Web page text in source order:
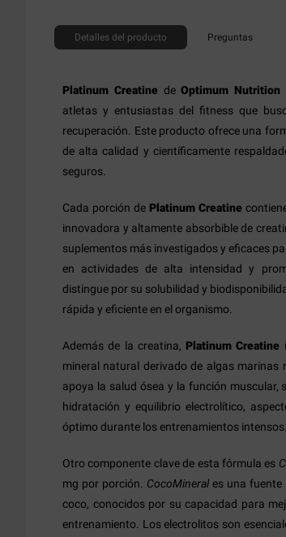
Detalles del producto Preguntas
Platinum CreatinedeOptimum Nutrition
atletas y entusiastas del fitness que
recuperación. Este producto ofrece una
de alta calidad y científicamente
seguros.
Cada porción de Platinum Creatine
innovadora y altamente absorbible de
suplementos más investigados y eficaces
en actividades de alta intensidad y
distingue por su solubilidad y
rápida y eficiente en el organismo.
Además de la creatina, Platinum Creatine
mineral natural derivado de algas
apoya la salud ósea y la función
hidratación y equilibrio electrolítico,
óptimo durante los entrenamientos intensos.
Otro componente clave de esta fórmula es
mg por porción. CocoMineral es una fuente
coco, conocidos por su capacidad para
entrenamiento. Los electrolitos son